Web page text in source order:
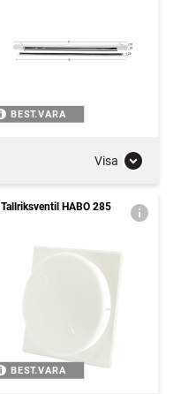
BEST.VARA
Visa
Tallriksventil HABO 285
BEST.VARA